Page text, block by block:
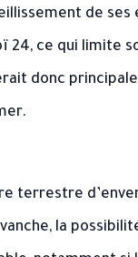
de
24, ce qui limite
donc
terrestre
la